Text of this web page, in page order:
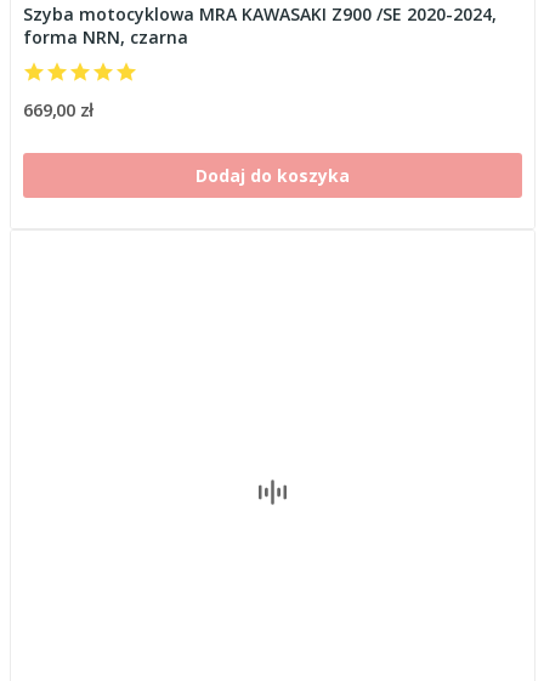
Szyba motocyklowa MRA KAWASAKI Z900 /SE 2020-2024,
forma NRN, czarna
669,00 zł
Dodaj do koszyka